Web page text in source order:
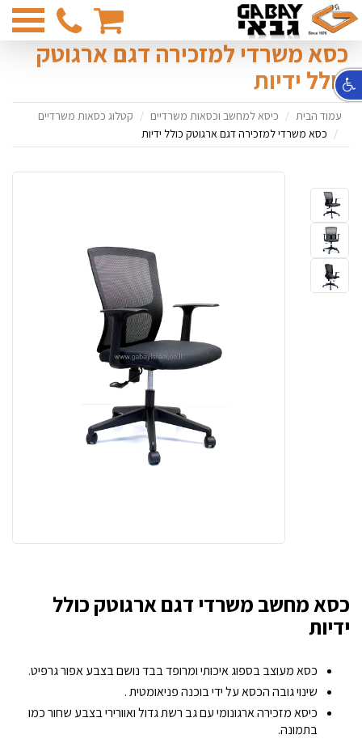
03-
6831374כסא משרדי למזכירה דגם ארגוטק
כולל ידיות
עמוד הבית כיסא למחשב וכסאות משרדיים
קטלוג כסאות משרדיים
כסא משרדי למזכירה דגם ארגוטק כולל ידיות
כסא מחשב משרדי דגם ארגוטק כולל
ידיות
כסא מעוצב בספוג איכותי ומרופד בבד נושם בצבע אפור גרפיט.
שינוי גובה הכסא על ידי בוכנה פניאומטית .
כיסא מזכירה ארגונומי עם גב רשת גדול ואוורירי בצבע שחור כמו
בתמונה.